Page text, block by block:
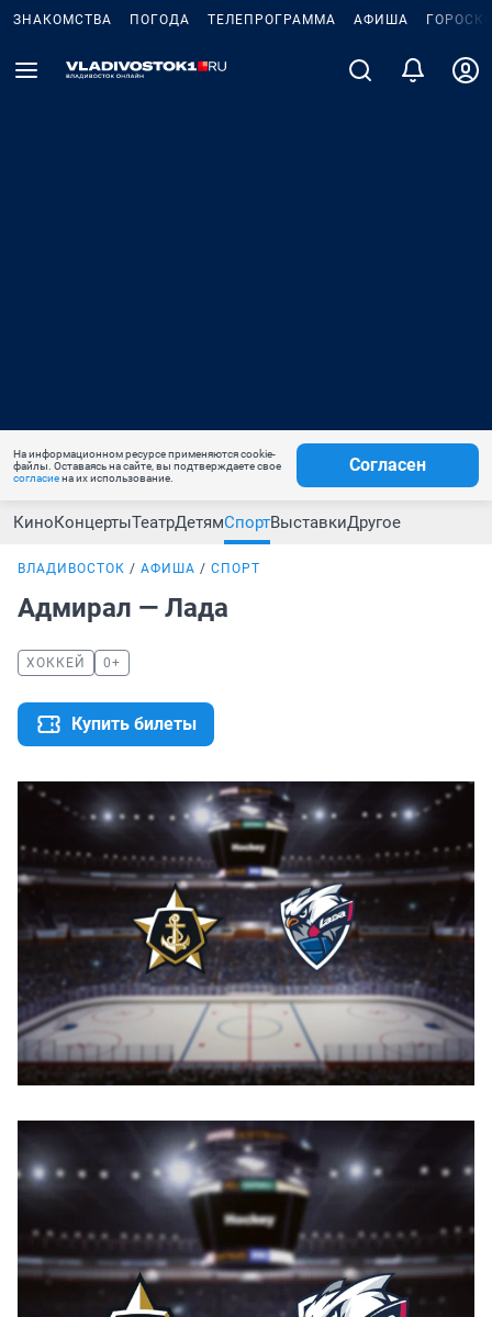
ЗНАКОМСТВА ПОГОДА ТЕЛЕПРОГРАММА АФИША
На информационном ресурсе применяются cookie-
файлы. Оставаясь на сайте, вы подтверждаете свое
согласиена их использование.
Согласен
КиноКонцертыТеатрДетямСпортВыставкиДругое
ВЛАДИВОСТОК АФИША СПОРТ
Адмирал — Лада
ХОККЕЙ 0+
Купить билеты